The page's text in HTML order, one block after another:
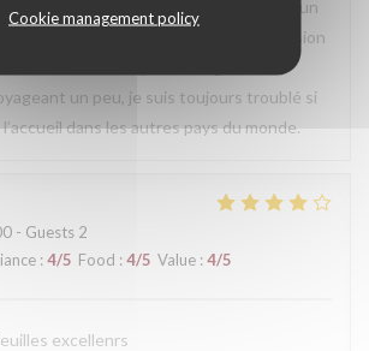
Cookie management policy
à revenir. Peut être que l’absence d’un
son image, son identité et sa passion
et l’accueil n’est pas étrangère au
un peu, je suis toujours troublé si
l’accueil dans les autres pays du monde.
- Guests 2
: 4/5 Food : 4/5 Value : 4/5
excellenrs